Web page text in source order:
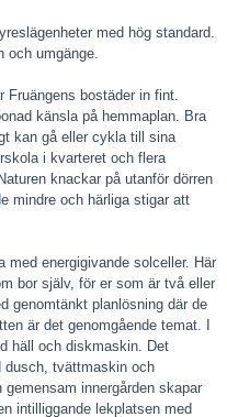
med hög standard.
och umgänge.
Fruängens bostäder in fint.
känsla på hemmaplan. Bra
kan gå eller cykla till sina
i kvarteret och flera
knackar på utanför dörren
mindre och härliga stigar att
med energigivande solceller. Här
bor själv, för er som är två eller
genomtänkt planlösning där de
är det genomgående temat. I
häll och diskmaskin. Det
dusch, tvättmaskin och
innergården skapar
intilliggande lekplatsen med